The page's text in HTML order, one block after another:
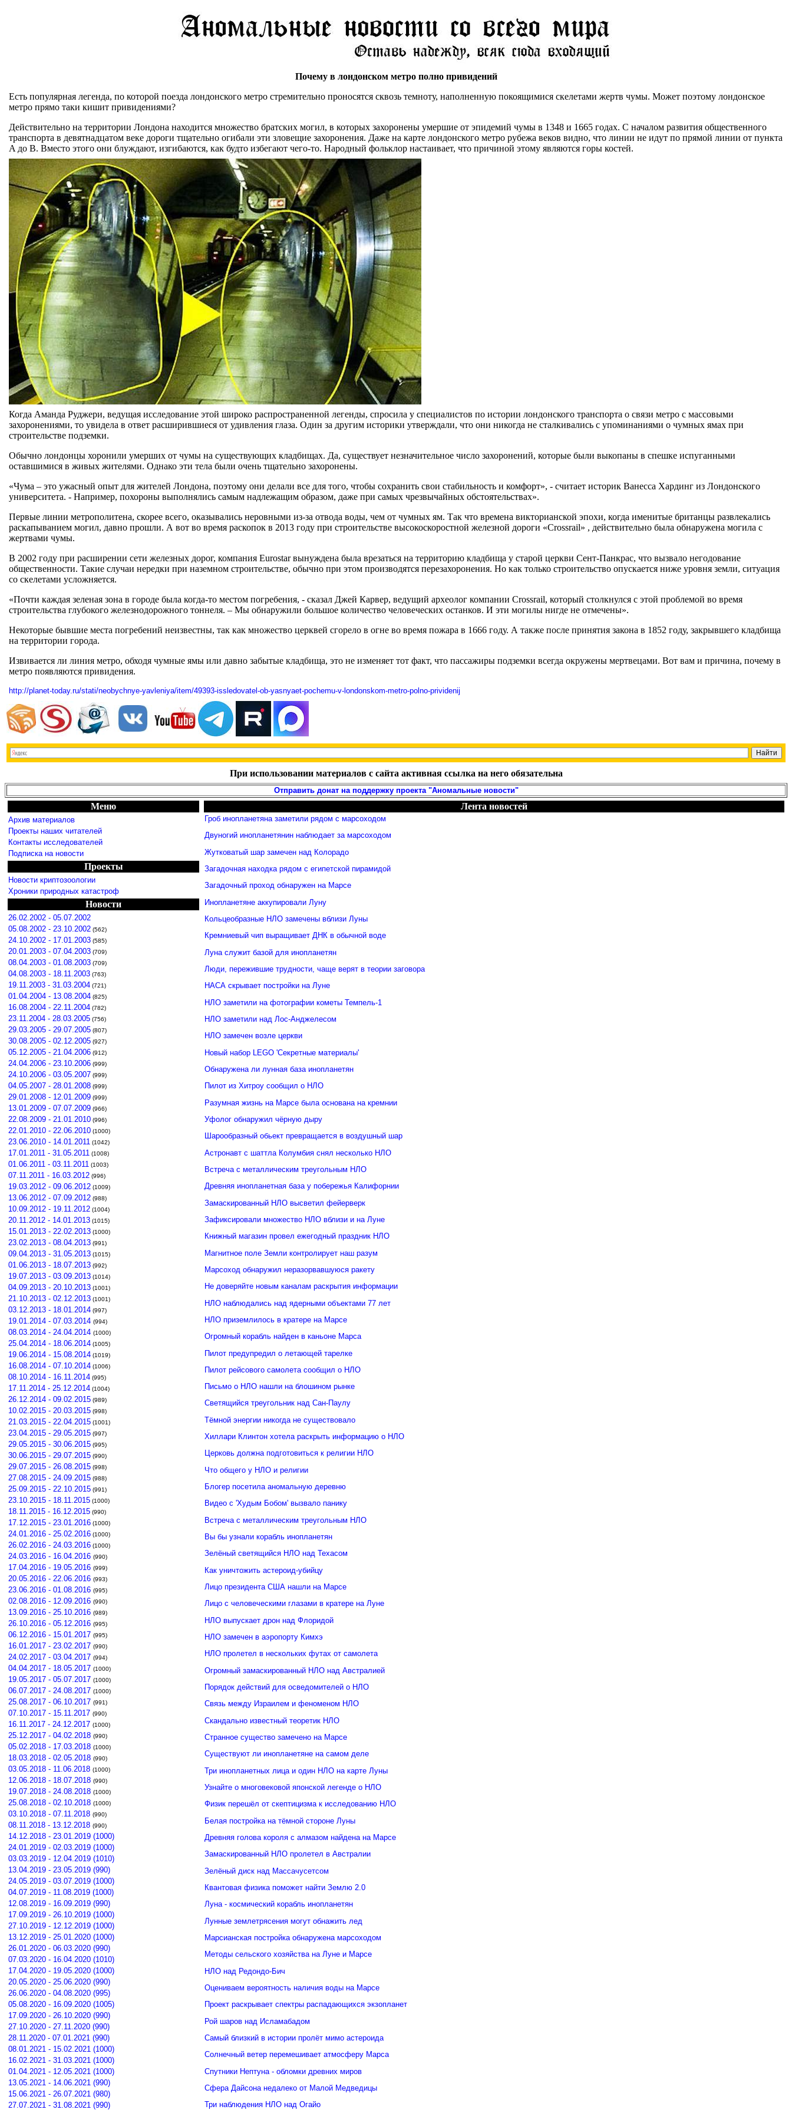
Почему в лондонском метро полно привидений
Есть популярная легенда, по которой поезда лондонского метро стремительно проносятся сквозь темноту, наполненную покоящимися скелетами жертв чумы. Может поэтому лондонское
метро прямо таки кишит привидениями?
Действительно на территории Лондона находится множество братских могил, в которых захоронены умершие от эпидемий чумы в 1348 и 1665 годах. С началом развития общественного
транспорта в девятнадцатом веке дороги тщательно огибали эти зловещие захоронения. Даже на карте лондонского метро рубежа веков видно, что линии не идут по прямой линии от пункта
A до B. Вместо этого они блуждают, изгибаются, как будто избегают чего-то. Народный фольклор настаивает, что причиной этому являются горы костей.
Когда Аманда Руджери, ведущая исследование этой широко распространенной легенды, спросила у специалистов по истории лондонского транспорта о связи метро с массовыми
захоронениями, то увидела в ответ расширившиеся от удивления глаза. Один за другим историки утверждали, что они никогда не сталкивались с упоминаниями о чумных ямах при
строительстве подземки.
Обычно лондонцы хоронили умерших от чумы на существующих кладбищах. Да, существует незначительное число захоронений, которые были выкопаны в спешке испуганными
оставшимися в живых жителями. Однако эти тела были очень тщательно захоронены.
«Чума – это ужасный опыт для жителей Лондона, поэтому они делали все для того, чтобы сохранить свои стабильность и комфорт», - считает историк Ванесса Хардинг из Лондонского
университета. - Например, похороны выполнялись самым надлежащим образом, даже при самых чрезвычайных обстоятельствах».
Первые линии метрополитена, скорее всего, оказывались неровными из-за отвода воды, чем от чумных ям. Так что времена викторианской эпохи, когда именитые британцы развлекались
раскапыванием могил, давно прошли. А вот во время раскопок в 2013 году при строительстве высокоскоростной железной дороги «Crossrail» , действительно была обнаружена могила с
жертвами чумы.
В 2002 году при расширении сети железных дорог, компания Eurostar вынуждена была врезаться на территорию кладбища у старой церкви Сент-Панкрас, что вызвало негодование
общественности. Такие случаи нередки при наземном строительстве, обычно при этом производятся перезахоронения. Но как только строительство опускается ниже уровня земли, ситуация
со скелетами усложняется.
«Почти каждая зеленая зона в городе была когда-то местом погребения, - сказал Джей Карвер, ведущий археолог компании Crossrail, который столкнулся с этой проблемой во время
строительства глубокого железнодорожного тоннеля. – Мы обнаружили большое количество человеческих останков. И эти могилы нигде не отмечены».
Некоторые бывшие места погребений неизвестны, так как множество церквей сгорело в огне во время пожара в 1666 году. А также после принятия закона в 1852 году, закрывшего кладбища
на территории города.
Извивается ли линия метро, обходя чумные ямы или давно забытые кладбища, это не изменяет тот факт, что пассажиры подземки всегда окружены мертвецами. Вот вам и причина, почему в
метро появляются привидения.
http://planet-today.ru/stati/neobychnye-yavleniya/item/49393-issledovatel-ob-yasnyaet-pochemu-v-londonskom-metro-polno-prividenij
При использовании материалов с сайта активная ссылка на него обязательна
Отправить донат на поддержку проекта "Аномальные новости"
Меню
Архив материалов
Проекты наших читателей
Контакты исследователей
Подписка на новости
Проекты
Новости криптозоологии
Хроники природных катастроф
Новости
26.02.2002 - 05.07.2002
05.08.2002 - 23.10.2002 (562)
24.10.2002 - 17.01.2003 (585)
20.01.2003 - 07.04.2003 (709)
08.04.2003 - 01.08.2003 (709)
04.08.2003 - 18.11.2003 (763)
19.11.2003 - 31.03.2004 (721)
01.04.2004 - 13.08.2004 (825)
16.08.2004 - 22.11.2004 (782)
23.11.2004 - 28.03.2005 (756)
29.03.2005 - 29.07.2005 (807)
30.08.2005 - 02.12.2005 (927)
05.12.2005 - 21.04.2006 (912)
24.04.2006 - 23.10.2006 (999)
24.10.2006 - 03.05.2007 (999)
04.05.2007 - 28.01.2008 (999)
29.01.2008 - 12.01.2009 (999)
13.01.2009 - 07.07.2009 (966)
22.08.2009 - 21.01.2010 (996)
22.01.2010 - 22.06.2010 (1000)
23.06.2010 - 14.01.2011 (1042)
17.01.2011 - 31.05.2011 (1008)
01.06.2011 - 03.11.2011 (1003)
07.11.2011 - 16.03.2012 (996)
19.03.2012 - 09.06.2012 (1009)
13.06.2012 - 07.09.2012 (988)
10.09.2012 - 19.11.2012 (1004)
20.11.2012 - 14.01.2013 (1015)
15.01.2013 - 22.02.2013 (1000)
23.02.2013 - 08.04.2013 (991)
09.04.2013 - 31.05.2013 (1015)
01.06.2013 - 18.07.2013 (992)
19.07.2013 - 03.09.2013 (1014)
04.09.2013 - 20.10.2013 (1001)
21.10.2013 - 02.12.2013 (1001)
03.12.2013 - 18.01.2014 (997)
19.01.2014 - 07.03.2014 (994)
08.03.2014 - 24.04.2014 (1000)
25.04.2014 - 18.06.2014 (1005)
19.06.2014 - 15.08.2014 (1019)
16.08.2014 - 07.10.2014 (1006)
08.10.2014 - 16.11.2014 (995)
17.11.2014 - 25.12.2014 (1004)
26.12.2014 - 09.02.2015 (989)
10.02.2015 - 20.03.2015 (998)
21.03.2015 - 22.04.2015 (1001)
23.04.2015 - 29.05.2015 (997)
29.05.2015 - 30.06.2015 (995)
30.06.2015 - 29.07.2015 (990)
29.07.2015 - 26.08.2015 (998)
27.08.2015 - 24.09.2015 (988)
25.09.2015 - 22.10.2015 (991)
23.10.2015 - 18.11.2015 (1000)
18.11.2015 - 16.12.2015 (990)
17.12.2015 - 23.01.2016 (1000)
24.01.2016 - 25.02.2016 (1000)
26.02.2016 - 24.03.2016 (1000)
24.03.2016 - 16.04.2016 (990)
17.04.2016 - 19.05.2016 (999)
20.05.2016 - 22.06.2016 (993)
23.06.2016 - 01.08.2016 (995)
02.08.2016 - 12.09.2016 (990)
13.09.2016 - 25.10.2016 (989)
26.10.2016 - 05.12.2016 (995)
06.12.2016 - 15.01.2017 (995)
16.01.2017 - 23.02.2017 (990)
24.02.2017 - 03.04.2017 (994)
04.04.2017 - 18.05.2017 (1000)
19.05.2017 - 05.07.2017 (1000)
06.07.2017 - 24.08.2017 (1000)
25.08.2017 - 06.10.2017 (991)
07.10.2017 - 15.11.2017 (990)
16.11.2017 - 24.12.2017 (1000)
25.12.2017 - 04.02.2018 (990)
05.02.2018 - 17.03.2018 (1000)
18.03.2018 - 02.05.2018 (990)
03.05.2018 - 11.06.2018 (1000)
12.06.2018 - 18.07.2018 (990)
19.07.2018 - 24.08.2018 (1000)
25.08.2018 - 02.10.2018 (1000)
03.10.2018 - 07.11.2018 (990)
08.11.2018 - 13.12.2018 (990)
14.12.2018 - 23.01.2019 (1000)
24.01.2019 - 02.03.2019 (1000)
03.03.2019 - 12.04.2019 (1010)
13.04.2019 - 23.05.2019 (990)
24.05.2019 - 03.07.2019 (1000)
04.07.2019 - 11.08.2019 (1000)
12.08.2019 - 16.09.2019 (990)
17.09.2019 - 26.10.2019 (1000)
27.10.2019 - 12.12.2019 (1000)
13.12.2019 - 25.01.2020 (1000)
26.01.2020 - 06.03.2020 (990)
07.03.2020 - 16.04.2020 (1010)
17.04.2020 - 19.05.2020 (1000)
20.05.2020 - 25.06.2020 (990)
26.06.2020 - 04.08.2020 (995)
05.08.2020 - 16.09.2020 (1005)
17.09.2020 - 26.10.2020 (990)
27.10.2020 - 27.11.2020 (990)
28.11.2020 - 07.01.2021 (990)
08.01.2021 - 15.02.2021 (1000)
16.02.2021 - 31.03.2021 (1000)
01.04.2021 - 12.05.2021 (1000)
13.05.2021 - 14.06.2021 (990)
15.06.2021 - 26.07.2021 (980)
27.07.2021 - 31.08.2021 (990)
Лента новостей
Гроб инопланетяна заметили рядом с марсоходом
Двуногий инопланетянин наблюдает за марсоходом
Жутковатый шар замечен над Колорадо
Загадочная находка рядом с египетской пирамидой
Загадочный проход обнаружен на Марсе
Инопланетяне аккупировали Луну
Кольцеобразные НЛО замечены вблизи Луны
Кремниевый чип выращивает ДНК в обычной воде
Луна служит базой для инопланетян
Люди, пережившие трудности, чаще верят в теории заговора
НАСА скрывает постройки на Луне
НЛО заметили на фотографии кометы Темпель-1
НЛО заметили над Лос-Анджелесом
НЛО замечен возле церкви
Новый набор LEGO 'Секретные материалы'
Обнаружена ли лунная база инопланетян
Пилот из Хитроу сообщил о НЛО
Разумная жизнь на Марсе была основана на кремнии
Уфолог обнаружил чёрную дыру
Шарообразный обьект превращается в воздушный шар
Астронавт с шаттла Колумбия снял несколько НЛО
Встреча с металлическим треугольным НЛО
Древняя инопланетная база у побережья Калифорнии
Замаскированный НЛО высветил фейерверк
Зафиксировали множество НЛО вблизи и на Луне
Книжный магазин провел ежегодный праздник НЛО
Магнитное поле Земли контролирует наш разум
Марсоход обнаружил неразорвавшуюся ракету
Не доверяйте новым каналам раскрытия информации
НЛО наблюдались над ядерными объектами 77 лет
НЛО приземлилось в кратере на Марсе
Огромный корабль найден в каньоне Марса
Пилот предупредил о летающей тарелке
Пилот рейсового самолета сообщил о НЛО
Письмо о НЛО нашли на блошином рынке
Светящийся треугольник над Сан-Паулу
Тёмной энергии никогда не существовало
Хиллари Клинтон хотела раскрыть информацию о НЛО
Церковь должна подготовиться к религии НЛО
Что общего у НЛО и религии
Блогер посетила аномальную деревню
Видео с 'Худым Бобом' вызвало панику
Встреча с металлическим треугольным НЛО
Вы бы узнали корабль инопланетян
Зелёный светящийся НЛО над Техасом
Как уничтожить астероид-убийцу
Лицо президента США нашли на Марсе
Лицо с человеческими глазами в кратере на Луне
НЛО выпускает дрон над Флоридой
НЛО замечен в аэропорту Кимхэ
НЛО пролетел в нескольких футах от самолета
Огромный замаскированный НЛО над Австралией
Порядок действий для осведомителей о НЛО
Связь между Израилем и феноменом НЛО
Скандально известный теоретик НЛО
Странное существо замечено на Марсе
Существуют ли инопланетяне на самом деле
Три инопланетных лица и один НЛО на карте Луны
Узнайте о многовековой японской легенде о НЛО
Физик перешёл от скептицизма к исследованию НЛО
Белая постройка на тёмной стороне Луны
Древняя голова короля с алмазом найдена на Марсе
Замаскированный НЛО пролетел в Австралии
Зелёный диск над Массачусетсом
Квантовая физика поможет найти Землю 2.0
Луна - космический корабль инопланетян
Лунные землетрясения могут обнажить лед
Марсианская постройка обнаружена марсоходом
Методы сельского хозяйства на Луне и Марсе
НЛО над Редондо-Бич
Оцениваем вероятность наличия воды на Марсе
Проект раскрывает спектры распадающихся экзопланет
Рой шаров над Исламабадом
Самый близкий в истории пролёт мимо астероида
Солнечный ветер перемешивает атмосферу Марса
Спутники Нептуна - обломки древних миров
Сфера Дайсона недалеко от Малой Медведицы
Три наблюдения НЛО над Огайо